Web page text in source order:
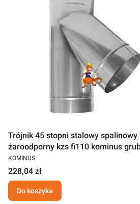
Trójnik 45 stopni stalowy spalinowy
żaroodporny kzs fi110 kominus
KOMINUS
228,04 zł
Do koszyka